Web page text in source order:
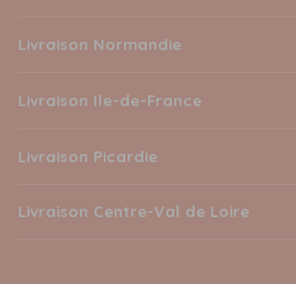
Livraison Normandie
Livraison Ile-de-France
Livraison Picardie
Livraison Centre-Val de Loire